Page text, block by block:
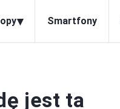
▾ Smartfony
jest ta